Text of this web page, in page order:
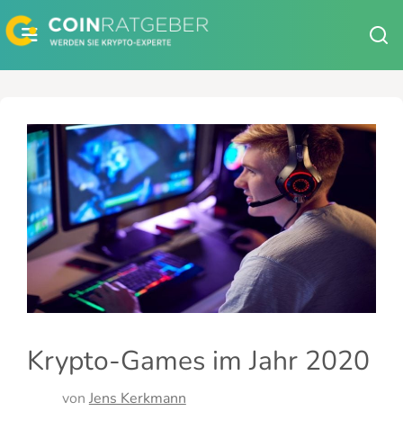
Zum
Inhalt
springen
Krypto-Games im Jahr 2020
von Jens Kerkmann